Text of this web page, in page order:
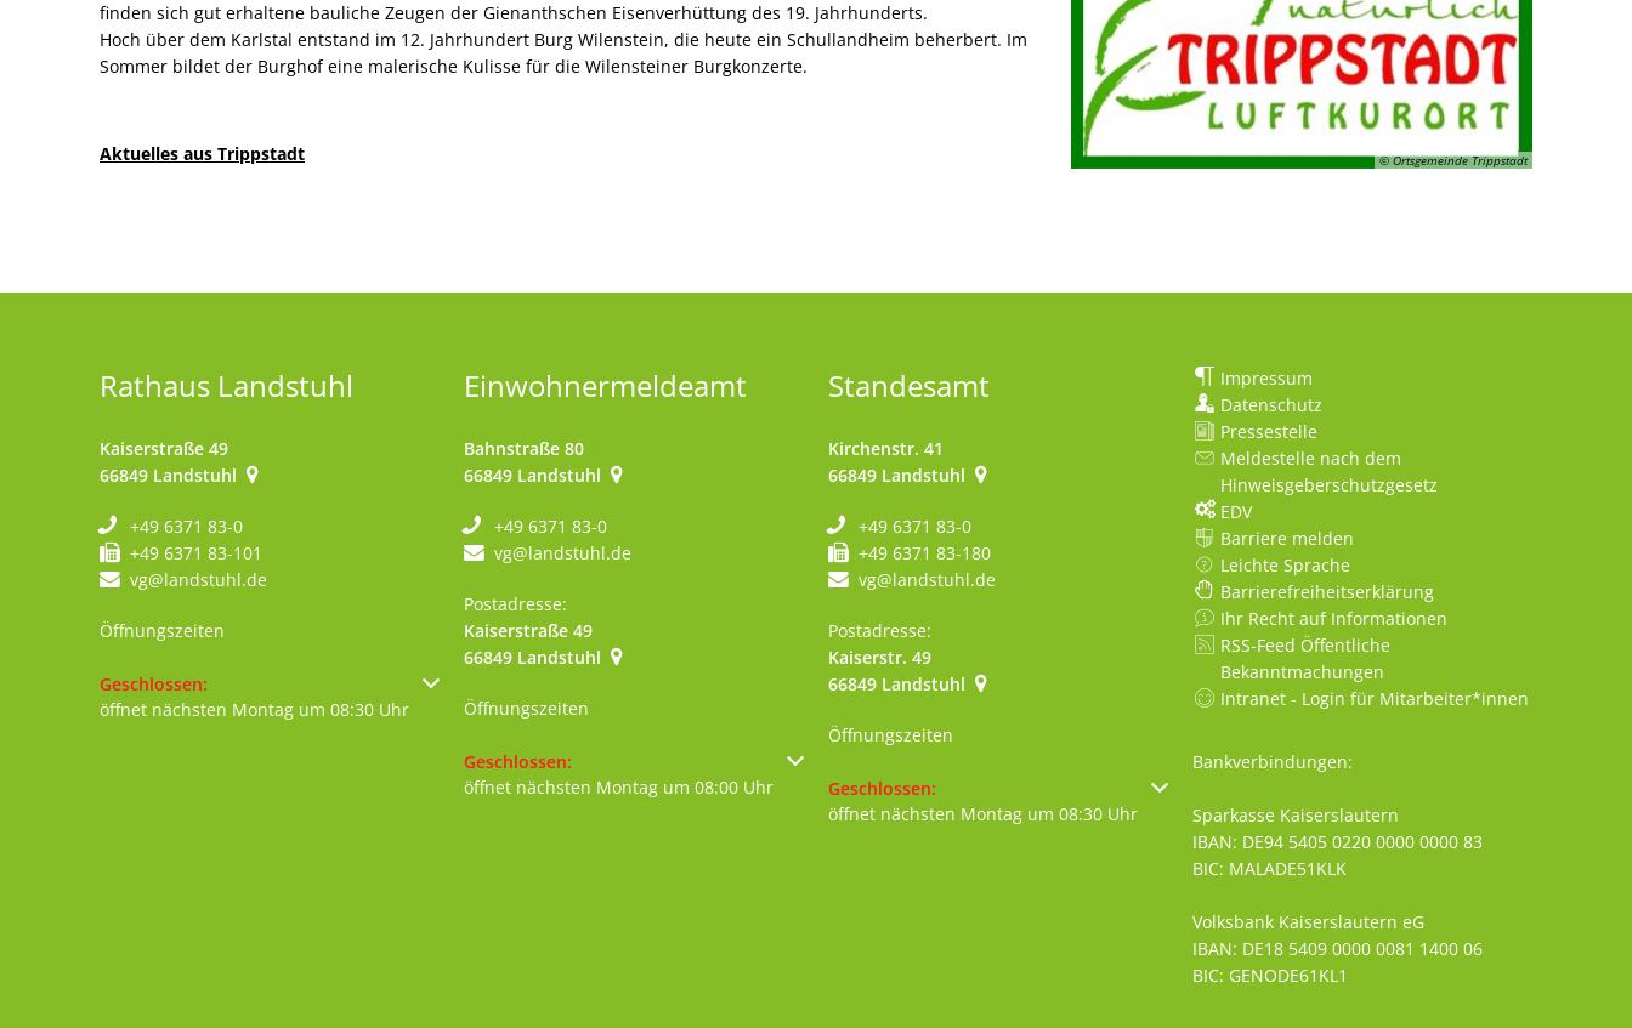
finden sich gut erhaltene bauliche Zeugen der Gienanthschen Eisenverhüttung des 19. Jahrhunderts.
Hoch über dem Karlstal entstand im 12. Jahrhundert Burg Wilenstein, die heute ein Schullandheim beherbert. Im
Sommer bildet der Burghof eine malerische Kulisse für die Wilensteiner Burgkonzerte.
Aktuelles aus Trippstadt © Ortsgemeinde Trippstadt
Rathaus Landstuhl
Kaiserstraße 49
66849 Landstuhl
+49 6371 83-0
+49 6371 83-101
vg@landstuhl.de
Öffnungszeiten
Klicken, um weitere Öffnungs- oder Schließzeiten auszublenden
Geschlossen:
öffnet nächsten Montag um 08:30 Uhr
Einwohnermeldeamt
Bahnstraße 80
66849 Landstuhl
+49 6371 83-0
vg@landstuhl.de
Postadresse:
Kaiserstraße 49
66849 Landstuhl
Öffnungszeiten
Klicken, um weitere Öffnungs- oder Schließzeiten auszublenden
Geschlossen:
öffnet nächsten Montag um 08:00 Uhr
Standesamt
Kirchenstr. 41
66849 Landstuhl
+49 6371 83-0
+49 6371 83-180
vg@landstuhl.de
Postadresse:
Kaiserstr. 49
66849 Landstuhl
Öffnungszeiten
Klicken, um weitere Öffnungs- oder Schließzeiten auszublenden
Geschlossen:
öffnet nächsten Montag um 08:30 Uhr
Impressum
Datenschutz
Pressestelle
Meldestelle nach dem
Hinweisgeberschutzgesetz
EDV
Barriere melden
Leichte Sprache
Barrierefreiheitserklärung
Ihr Recht auf Informationen
RSS-Feed Öffentliche
Bekanntmachungen
Intranet - Login für Mitarbeiter*innen
Bankverbindungen:
Sparkasse Kaiserslautern
IBAN: DE94 5405 0220 0000 0000 83
BIC: MALADE51KLK
Volksbank Kaiserslautern eG
IBAN: DE18 5409 0000 0081 1400 06
BIC: GENODE61KL1